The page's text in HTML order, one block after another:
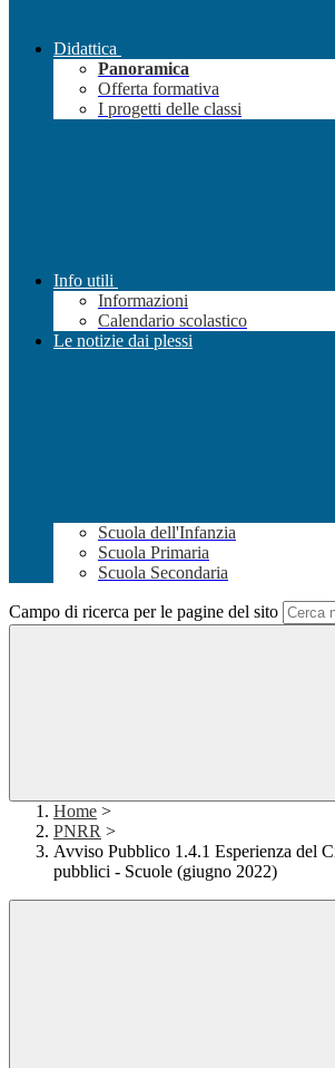
Didattica
Panoramica
Offerta formativa
I progetti delle classi
Info utili
Informazioni
Calendario scolastico
Le notizie dai plessi
Scuola dell'Infanzia
Scuola Primaria
Scuola Secondaria
Campo di ricerca per le pagine del sito
Home >
PNRR >
Avviso Pubblico 1.4.1 Esperienza del
pubblici - Scuole (giugno 2022)